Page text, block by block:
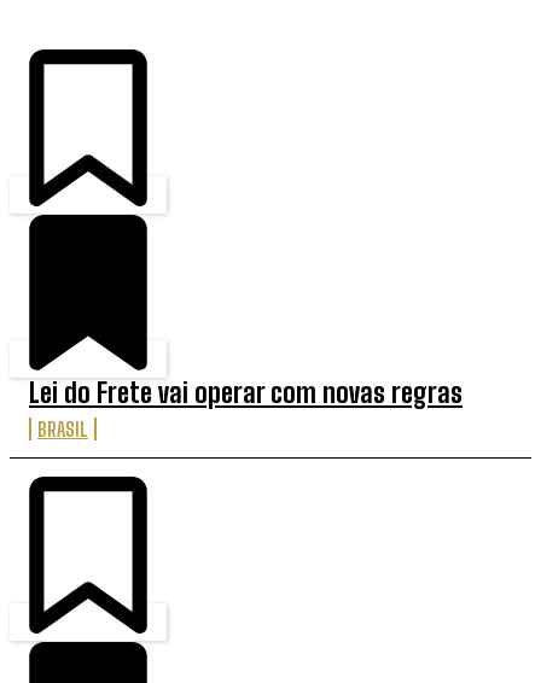
Lei do Frete vai operar com novas regras
BRASIL